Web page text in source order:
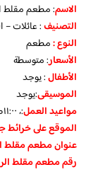
الاسم: مطعم مقلط
التصنيف: عائلات –
النوع :مطعم
الأسعار:متوسطة
الأطفال:يوجد
الموسيقى:يوجد
مواعيد العمل:، ١١:٠٠ص–١١:٠٠م
الموقع على خرائط
عنوان مطعم مقلط
رقم مطعم مقلط